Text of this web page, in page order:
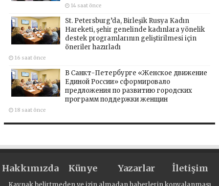
14 saat önce
St. Petersburg’da, Birleşik Rusya Kadın
Hareketi, şehir genelinde kadınlara yönelik
destek programlarının geliştirilmesi için
öneriler hazırladı
16 saat önce
В Санкт-Петербурге «Женское движение
Единой России» сформировало
предложения по развитию городских
программ поддержки женщин
18 saat önce
Hakkımızda Künye Yazarlar İletişim